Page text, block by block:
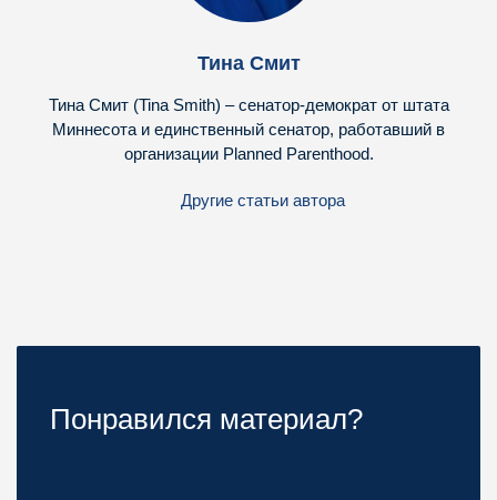
Тина Смит
Тина Смит (Tina Smith) – сенатор-демократ от штата
Миннесота и единственный сенатор, работавший в
организации Planned Parenthood.
Другие статьи автора
Понравился материал?